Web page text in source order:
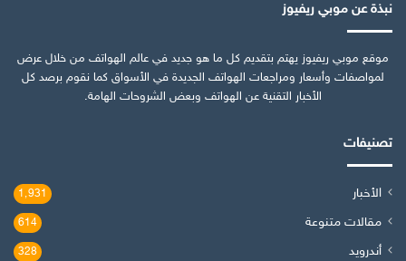
نبذة عن موبي ريفيوز
موقع موبي ريفيوز يهتم بتقديم كل ما هو جديد في عالم الهواتف من خلال عرض
لمواصفات وأسعار ومراجعات الهواتف الجديدة في الأسواق كما نقوم برصد كل
الأخبار التقنية عن الهواتف وبعض الشروحات الهامة.
تصنيفات
الأخبار 1٬931
مقالات متنوعة 614
أندرويد 328